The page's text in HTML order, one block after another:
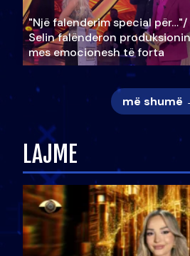
"Një falenderim special për…"/
Selin falënderon produksionin
mes emocionesh të forta
më shumë
LAJME